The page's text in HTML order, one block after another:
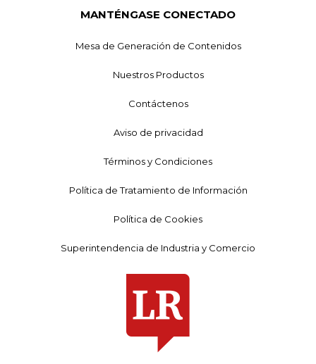
MANTÉNGASE CONECTADO
Mesa de Generación de Contenidos
Nuestros Productos
Contáctenos
Aviso de privacidad
Términos y Condiciones
Política de Tratamiento de Información
Política de Cookies
Superintendencia de Industria y Comercio